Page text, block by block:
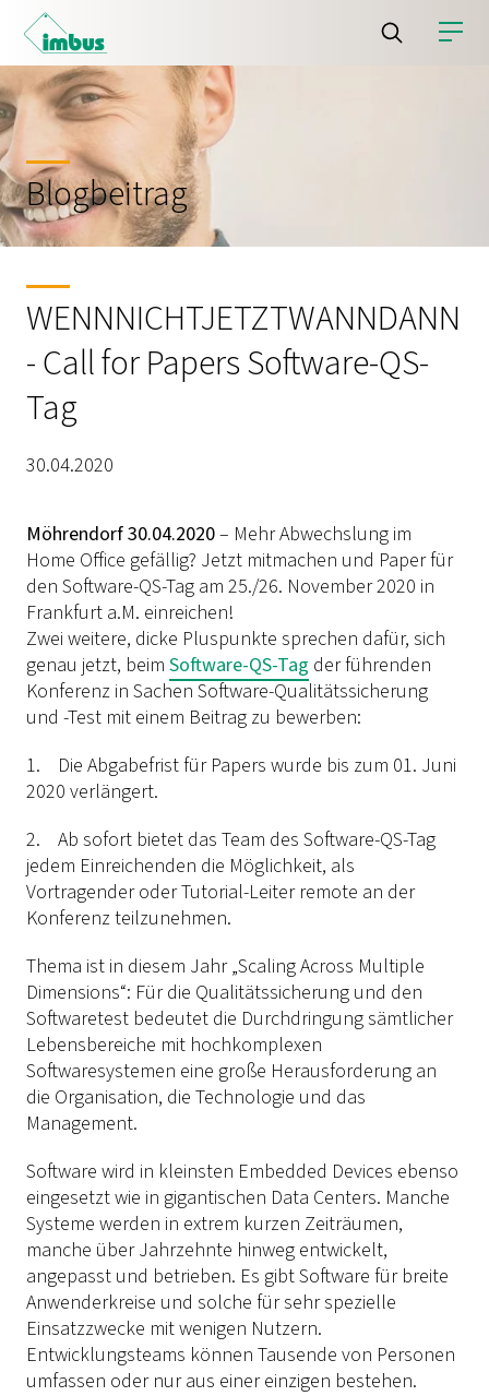
Blogbeitrag
WENNNICHTJETZTWANNDANN
- Call for Papers Software-QS-
Tag
30.04.2020
Möhrendorf 30.04.2020– Mehr Abwechslung im
Home Office gefällig? Jetzt mitmachen und Paper für
den Software-QS-Tag am 25./26. November 2020 in
Frankfurt a.M. einreichen!
Zwei weitere, dicke Pluspunkte sprechen dafür, sich
genau jetzt, beim Software-QS-Tag der führenden
Konferenz in Sachen Software-Qualitätssicherung
und -Test mit einem Beitrag zu bewerben:
1. Die Abgabefrist für Papers wurde bis zum 01. Juni
2020 verlängert.
2. Ab sofort bietet das Team des Software-QS-Tag
jedem Einreichenden die Möglichkeit, als
Vortragender oder Tutorial-Leiter remote an der
Konferenz teilzunehmen.
Thema ist in diesem Jahr „Scaling Across Multiple
Dimensions“: Für die Qualitätssicherung und den
Softwaretest bedeutet die Durchdringung sämtlicher
Lebensbereiche mit hochkomplexen
Softwaresystemen eine große Herausforderung an
die Organisation, die Technologie und das
Management.
Software wird in kleinsten Embedded Devices ebenso
eingesetzt wie in gigantischen Data Centers. Manche
Systeme werden in extrem kurzen Zeiträumen,
manche über Jahrzehnte hinweg entwickelt,
angepasst und betrieben. Es gibt Software für breite
Anwenderkreise und solche für sehr spezielle
Einsatzzwecke mit wenigen Nutzern.
Entwicklungsteams können Tausende von Personen
umfassen oder nur aus einer einzigen bestehen.